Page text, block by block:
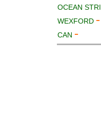
OCEAN
WEXFORD -
CAN -